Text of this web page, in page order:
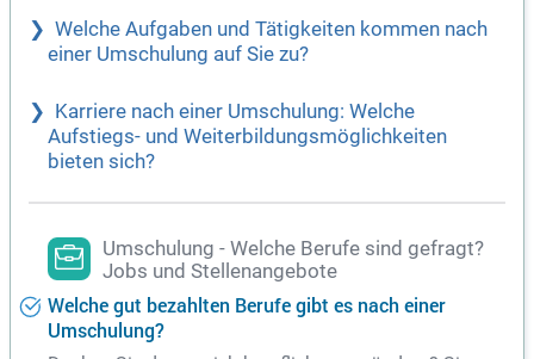
Welche Aufgaben und Tätigkeiten kommen nach
einer Umschulung auf Sie zu?
Karriere nach einer Umschulung: Welche
Aufstiegs- und Weiterbildungsmöglichkeiten
bieten sich?
Umschulung - Welche Berufe sind gefragt?
Jobs und Stellenangebote
Welche gut bezahlten Berufe gibt es nach einer
Umschulung?